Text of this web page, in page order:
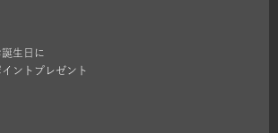
誕生日に
イントプレゼント